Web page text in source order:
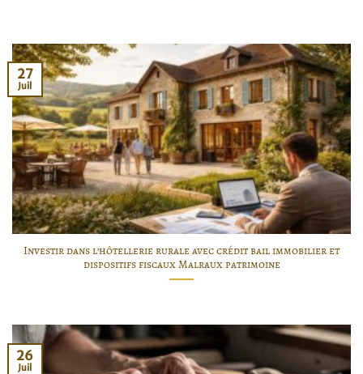
Investir dans l’hôtellerie rurale avec crédit bail immobilier et
dispositifs fiscaux Malraux patrimoine
27
Juil
26
Juil